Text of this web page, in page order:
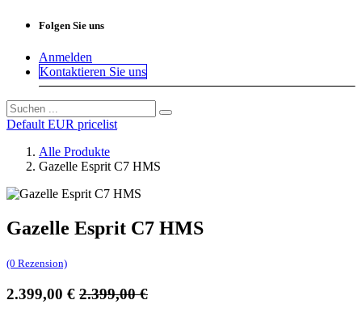
Folgen Sie uns
Anmelden
Kontaktieren Sie uns
Default EUR pricelist
Alle Produkte
Gazelle Esprit C7 HMS
Gazelle Esprit C7 HMS
(0 Rezension)
2.399,00 € 2.399,00€